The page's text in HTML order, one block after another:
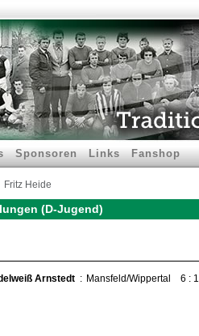
Sponsoren Links Fanshop
Fritz Heide
(D-Jugend)
Arnstedt : Mansfeld/Wippertal 6 : 1